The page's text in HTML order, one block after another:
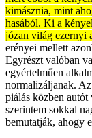
kimásznia, mint
hasából. Ki a
józan világ ezernyi
erényei mellett
Egyrészt valóban
egyértelműen
normalizáljanak.
piálás közben autót
szerintem sokkal
bemutatják, ahogy